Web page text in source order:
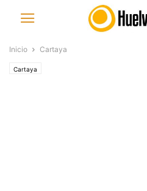
Inicio Cartaya
Cartaya